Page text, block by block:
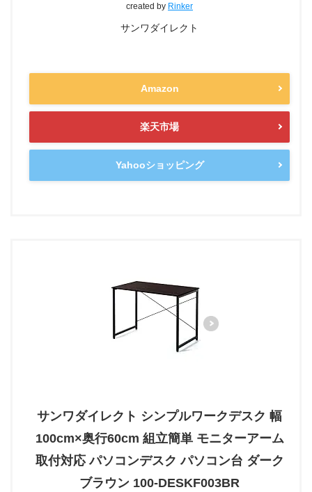
created by Rinker
サンワダイレクト
Amazon
楽天市場
Yahooショッピング
サンワダイレクト シンプルワークデスク 幅
100cm×奥行60cm 組立簡単 モニターアーム
取付対応 パソコンデスク パソコン台 ダーク
ブラウン 100-DESKF003BR